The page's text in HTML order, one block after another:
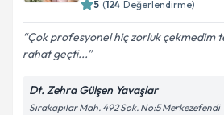
5 (124 Değerlendirme)
Çok profesyonel hiç zorluk çekmedim
rahat geçti...
Dt. Zehra Gülşen Yavaşlar
Sırakapılar Mah. 492 Sok. No:5 Merkezefendi